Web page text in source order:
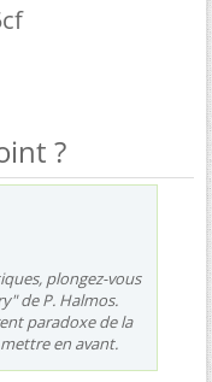
?
plongez-vous
de P. Halmos.
paradoxe de la
en avant.